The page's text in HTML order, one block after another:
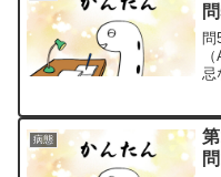
問
忌
ン
ー
病態